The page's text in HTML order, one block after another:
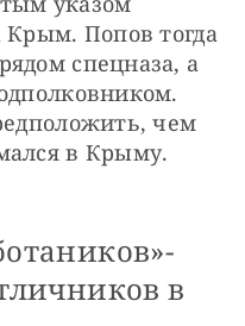
Крым. Попов тогда
спецназа, а
чем
в Крыму.
в